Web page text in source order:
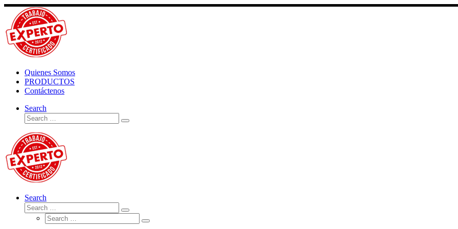
Skip
content
Quienes Somos
PRODUCTOS
Contáctenos
Search
Search
Search
Search
Search
Search
Search
Search